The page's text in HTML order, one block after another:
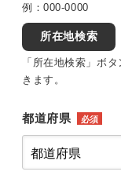
例：000-0000
所在地検索
「所在地検索」ボ
きます。
都道府県 必須